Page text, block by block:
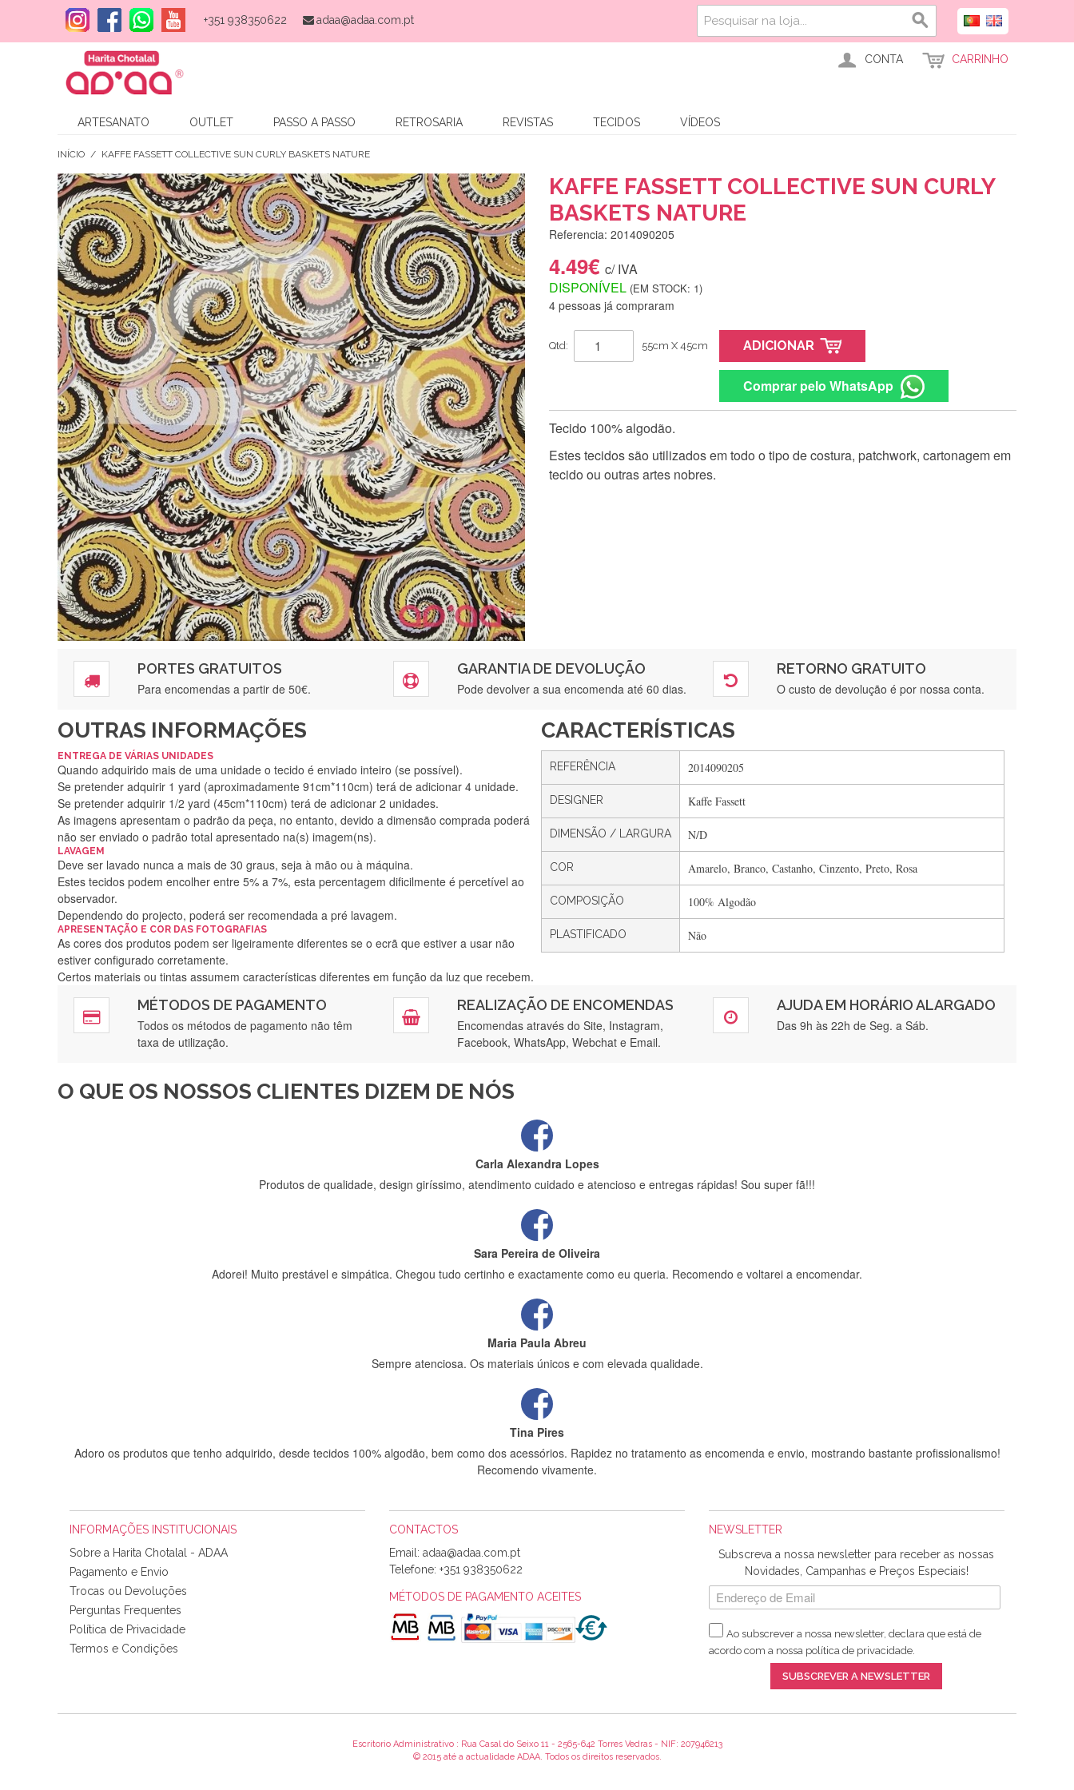
+351 938350622 adaa@adaa.com.pt
CONTA CARRINHO
ARTESANATO OUTLET PASSO A PASSO RETROSARIA REVISTAS TECIDOS VÍDEOS
INÍCIO / KAFFE FASSETT COLLECTIVE SUN CURLY BASKETS NATURE
KAFFE FASSETT COLLECTIVE SUN CURLY
BASKETS NATURE
Referencia: 2014090205
4.49€ c/ IVA
DISPONÍVEL (EM STOCK: 1)
4 pessoas já compraram
Qtd: 55cm X 45cm ADICIONAR
Comprar pelo WhatsApp
Tecido 100% algodão.
Estes tecidos são utilizados em todo o tipo de costura, patchwork, cartonagem em
tecido ou outras artes nobres.
PORTES GRATUITOS
Para encomendas a partir de 50€.
GARANTIA DE DEVOLUÇÃO
Pode devolver a sua encomenda até 60 dias.
RETORNO GRATUITO
O custo de devolução é por nossa conta.
OUTRAS INFORMAÇÕES
ENTREGA DE VÁRIAS UNIDADES
Quando adquirido mais de uma unidade o tecido é enviado inteiro (se possível).
Se pretender adquirir 1 yard (aproximadamente 91cm*110cm) terá de adicionar 4 unidade.
Se pretender adquirir 1/2 yard (45cm*110cm) terá de adicionar 2 unidades.
As imagens apresentam o padrão da peça, no entanto, devido a dimensão comprada poderá
não ser enviado o padrão total apresentado na(s) imagem(ns).
LAVAGEM
Deve ser lavado nunca a mais de 30 graus, seja à mão ou à máquina.
Estes tecidos podem encolher entre 5% a 7%, esta percentagem dificilmente é percetível ao
observador.
Dependendo do projecto, poderá ser recomendada a pré lavagem.
APRESENTAÇÃO E COR DAS FOTOGRAFIAS
As cores dos produtos podem ser ligeiramente diferentes se o ecrã que estiver a usar não
estiver configurado corretamente.
Certos materiais ou tintas assumem características diferentes em função da luz que recebem.
CARACTERÍSTICAS
REFERÊNCIA 2014090205
DESIGNER Kaffe Fassett
DIMENSÃO / LARGURA N/D
COR Amarelo, Branco, Castanho, Cinzento, Preto, Rosa
COMPOSIÇÃO 100% Algodão
PLASTIFICADO Não
MÉTODOS DE PAGAMENTO
Todos os métodos de pagamento não têm
taxa de utilização.
REALIZAÇÃO DE ENCOMENDAS
Encomendas através do Site, Instagram,
Facebook, WhatsApp, Webchat e Email.
AJUDA EM HORÁRIO ALARGADO
Das 9h às 22h de Seg. a Sáb.
O QUE OS NOSSOS CLIENTES DIZEM DE NÓS
Silvia Lopes
Encomenda direitinha. Rapidez e segurança. Volto a encomendar.
Silvia André
Gostei ,Serviço bastante rápido. recomendo
Filipa Freire
Rápido, atendimento 5*. Hoje chegará a segunda encomenda feita de muitas certamente❤️
Recebi a minha encomenda, rápida entrega e vinha muito bem protegida para o transporte, muito obrigada , serviço 5 estrelas
Carla Alexandra Lopes
Produtos de qualidade, design giríssimo, atendimento cuidado e atencioso e entregas rápidas! Sou super fã!!!
Sara Pereira de Oliveira
Adorei! Muito prestável e simpática. Chegou tudo certinho e exactamente como eu queria. Recomendo e voltarei a encomendar.
Maria Paula Abreu
Sempre atenciosa. Os materiais únicos e com elevada qualidade.
Tina Pires
Adoro os produtos que tenho adquirido, desde tecidos 100% algodão, bem como dos acessórios. Rapidez no tratamento as encomenda e envio, mostrando bastante profissionalismo!
Recomendo vivamente.
Sílvia Maria Bernardino Mestre
Informo que recebi hoje a encomenda, gostei muito dos tecidos.
Rosa Medeiros
Tudo chegou em condições, pois os produtos vieram muito bem acondicionados. Estou plenamente satisfeita com os produtos adquiridos. Relativamente à bolsa, tem um tecido com um
padrão e cores muito bonitas e a execução está perfeitíssima. Futuramente penso voltar a comprar na vossa loja, têm excelentes artigos a um preço muito justo. A expedição da
Alexandra Morais
INFORMAÇÕES INSTITUCIONAIS
Sobre a Harita Chotalal - ADAA
Pagamento e Envio
Trocas ou Devoluções
Perguntas Frequentes
Política de Privacidade
Termos e Condições
CONTACTOS
Email:
Telefone: +351 938350622
MÉTODOS DE PAGAMENTO ACEITES
NEWSLETTER
Subscreva a nossa newsletter para receber as nossas
Novidades, Campanhas e Preços Especiais!
Ao subscrever a nossa newsletter, declara que está de
acordo com a nossa política de privacidade.
SUBSCREVER A NEWSLETTER
Escritorio Administrativo : Rua Casal do Seixo 11 - 2565-642 Torres Vedras - NIF: 207946213
© 2015 até a actualidade ADAA. Todos os direitos reservados.